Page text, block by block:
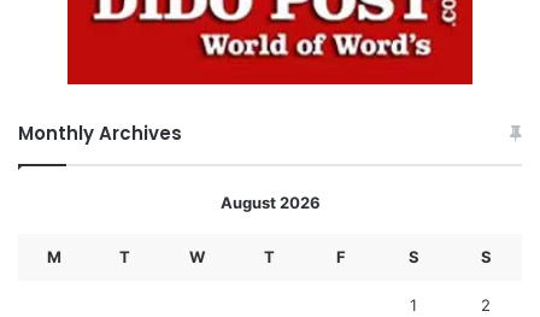
Monthly Archives
August 2026
M T W T F S S
1 2